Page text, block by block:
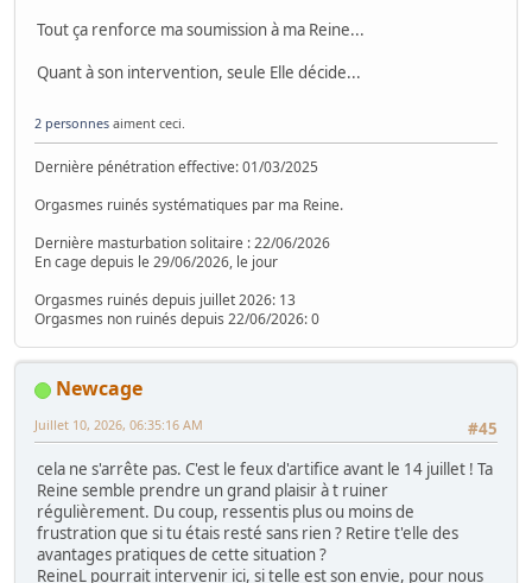
Tout ça renforce ma soumission à ma Reine...
Quant à son intervention, seule Elle décide...
2 personnes aiment ceci.
Dernière pénétration effective: 01/03/2025
Orgasmes ruinés systématiques par ma Reine.
Dernière masturbation solitaire : 22/06/2026
En cage depuis le 29/06/2026, le jour
Orgasmes ruinés depuis juillet 2026: 13
Orgasmes non ruinés depuis 22/06/2026: 0
Newcage
#45
Juillet 10, 2026, 06:35:16 AM
cela ne s'arrête pas. C'est le feux d'artifice avant le 14 juillet ! Ta
Reine semble prendre un grand plaisir à t ruiner
régulièrement. Du coup, ressentis plus ou moins de
frustration que si tu étais resté sans rien ? Retire t'elle des
avantages pratiques de cette situation ?
ReineL pourrait intervenir ici, si telle est son envie, pour nous